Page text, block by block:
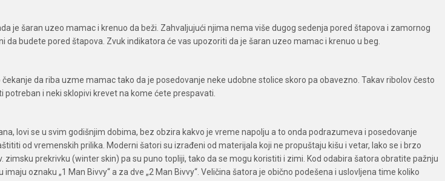
je šaran uzeo mamac i krenuo da beži. Zahvaljujući njima nema više dugog sedenja pored štapova i zamornog
da budete pored štapova. Zvuk indikatora će vas upozoriti da je šaran uzeo mamac i krenuo u beg.
da riba uzme mamac tako da je posedovanje neke udobne stolice skoro pa obavezno. Takav ribolov često
potreban i neki sklopivi krevet na kome ćete prespavati.
lovi se u svim godišnjim dobima, bez obzira kakvo je vreme napolju a to onda podrazumeva i posedovanje
od vremenskih prilika. Moderni šatori su izrađeni od materijala koji ne propuštaju kišu i vetar, lako se i brzo
zimsku prekrivku (winter skin) pa su puno topliji, tako da se mogu koristiti i zimi. Kod odabira šatora obratite pažnju
oznaku „1 Man Bivvy“ a za dve „2 Man Bivvy“. Veličina šatora je obično podešena i uslovljena time koliko